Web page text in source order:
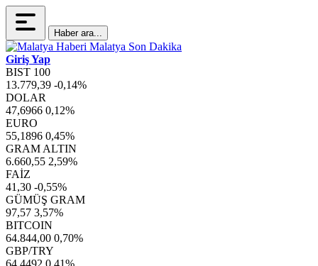
Haber ara...
Giriş Yap
BIST 100
13.779,39 -0,14%
DOLAR
47,6966 0,12%
EURO
55,1896 0,45%
GRAM ALTIN
6.660,55 2,59%
FAİZ
41,30 -0,55%
GÜMÜŞ GRAM
97,57 3,57%
BITCOIN
64.844,00 0,70%
GBP/TRY
64,4492 0,41%